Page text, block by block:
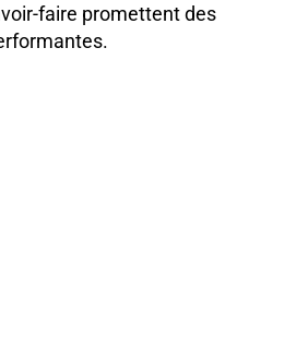
faire promettent des